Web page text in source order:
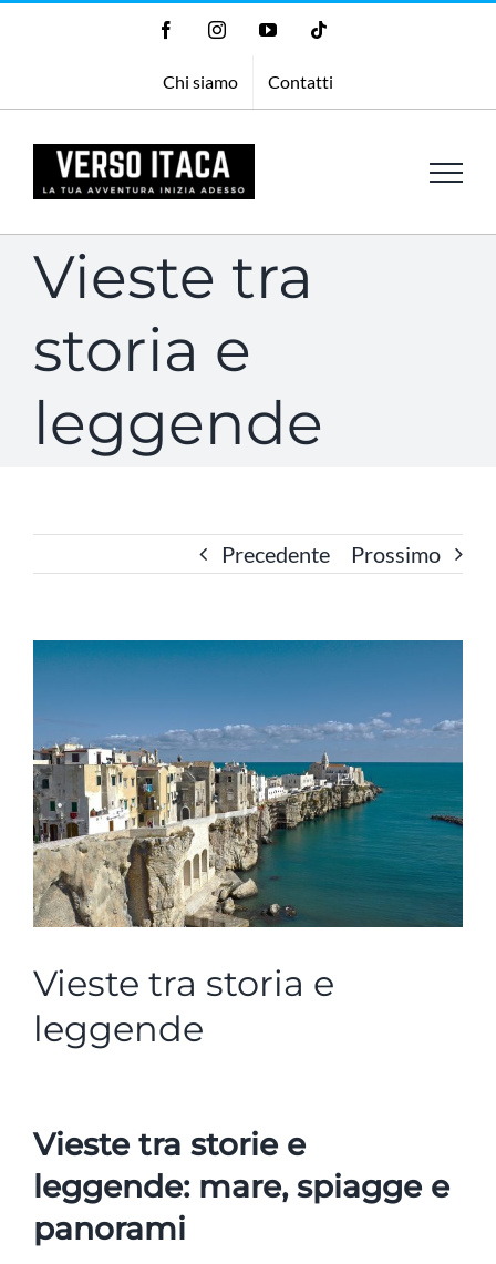
FacebookInstagramYouTube
Chi siamo Contatti
Vieste tra
storia e
leggende
Precedente Prossimo
Ingrandisci
Vieste tra storia e
leggende
Vieste tra storie e
leggende: mare, spiagge e
panorami